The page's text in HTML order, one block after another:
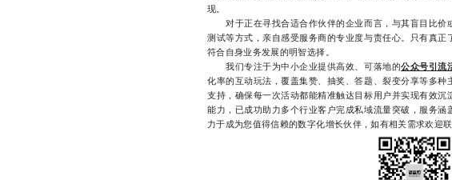
现。
对于正在寻找合适合作伙伴的企业而言，与其盲目比价
测试等方式，亲自感受服务商的专业度与责任心。只有真正
符合自身业务发展的明智选择。
我们专注于为中小企业提供高效、可落地的公众号引流
化率的互动玩法，覆盖集赞、抽奖、答题、裂变分享等多
支持，确保每一次活动都能精准触达目标用户并实现有效
能力，已成功助力多个行业客户完成私域流量突破，服务
力于成为您值得信赖的数字化增长伙伴，如有相关需求欢迎